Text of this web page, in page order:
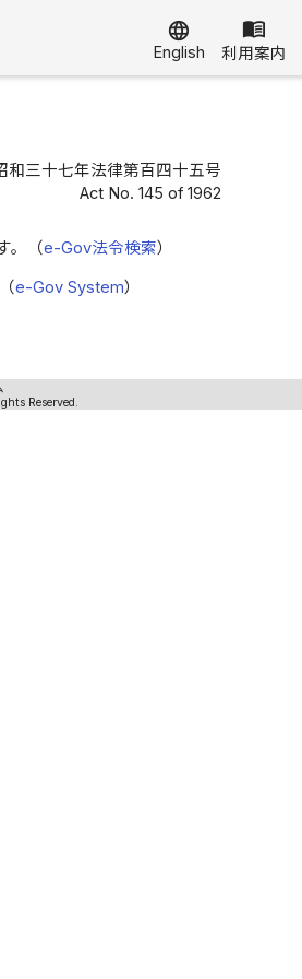
language
English
menu_book
利用案内
和三十七年法律第百四十五号
Act No. 145 of 1962
。（e-Gov法令検索）
e-Gov System）
Reserved.